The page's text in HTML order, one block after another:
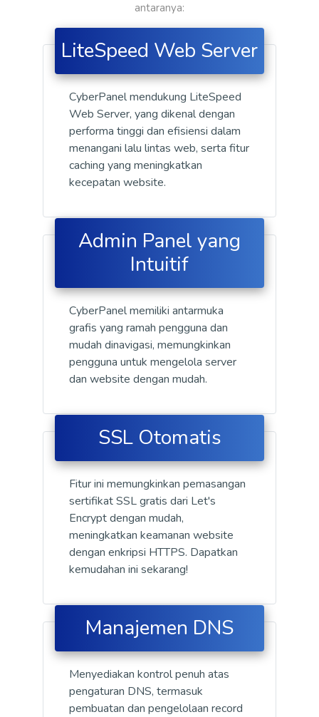
antaranya:
LiteSpeed Web Server
CyberPanel mendukung LiteSpeed
Web Server, yang dikenal dengan
performa tinggi dan efisiensi dalam
menangani lalu lintas web, serta fitur
caching yang meningkatkan
kecepatan website.
Admin Panel yang
Intuitif
CyberPanel memiliki antarmuka
grafis yang ramah pengguna dan
mudah dinavigasi, memungkinkan
pengguna untuk mengelola server
dan website dengan mudah.
SSL Otomatis
Fitur ini memungkinkan pemasangan
sertifikat SSL gratis dari Let's
Encrypt dengan mudah,
meningkatkan keamanan website
dengan enkripsi HTTPS. Dapatkan
kemudahan ini sekarang!
Manajemen DNS
Menyediakan kontrol penuh atas
pengaturan DNS, termasuk
pembuatan dan pengelolaan record